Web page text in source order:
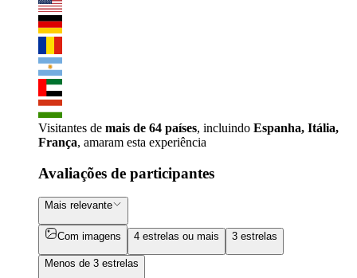
Visitantes de mais de 64 países, incluindo Espanha, Itália,
França, amaram esta experiência
Avaliações de participantes
Mais relevante
Com imagens 4 estrelas ou mais 3 estrelas
Menos de 3 estrelas